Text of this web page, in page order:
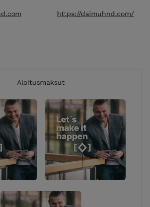
https://daimuhnd.com/
Aloitusmaksut